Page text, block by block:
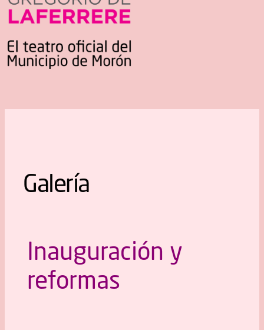
Galería
Inauguración y
reformas